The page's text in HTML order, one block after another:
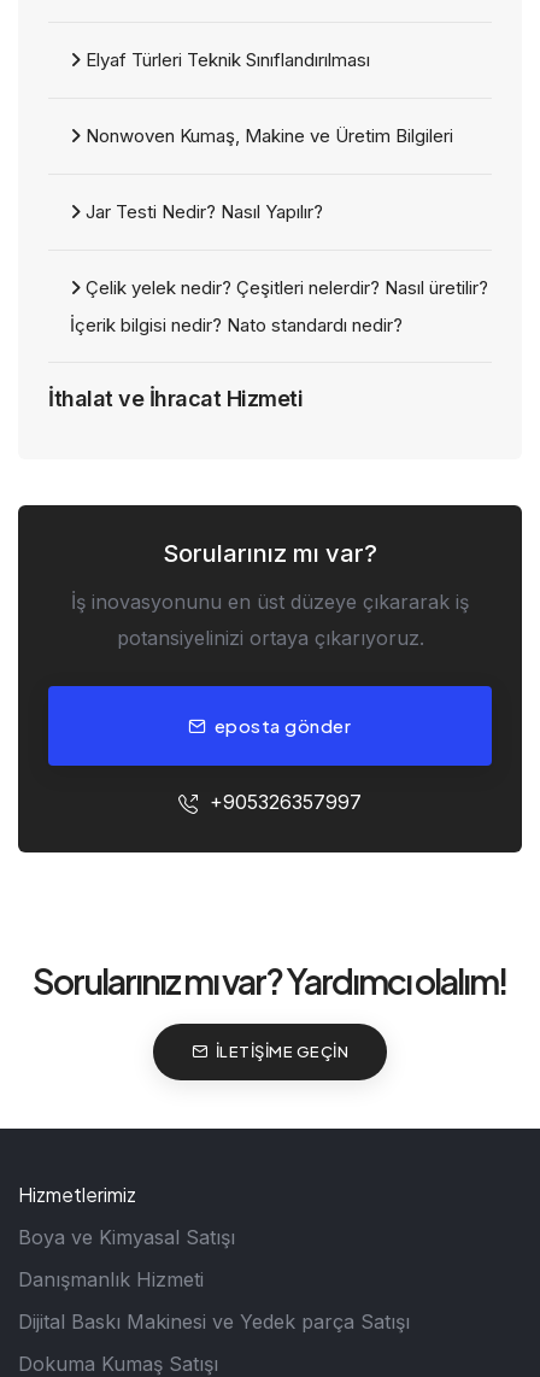
Elyaf Türleri Teknik Sınıflandırılması
Nonwoven Kumaş, Makine ve Üretim Bilgileri
Jar Testi Nedir? Nasıl Yapılır?
Çelik yelek nedir? Çeşitleri nelerdir? Nasıl üretilir?
İçerik bilgisi nedir? Nato standardı nedir?
İthalat ve İhracat Hizmeti
Sorularınız mı var?
İş inovasyonunu en üst düzeye çıkararak iş
potansiyelinizi ortaya çıkarıyoruz.
eposta gönder
+905326357997
Sorularınız mı var? Yardımcı olalım!
İLETIŞIME GEÇIN
Hizmetlerimiz
Boya ve Kimyasal Satışı
Danışmanlık Hizmeti
Dijital Baskı Makinesi ve Yedek parça Satışı
Dokuma Kumaş Satışı